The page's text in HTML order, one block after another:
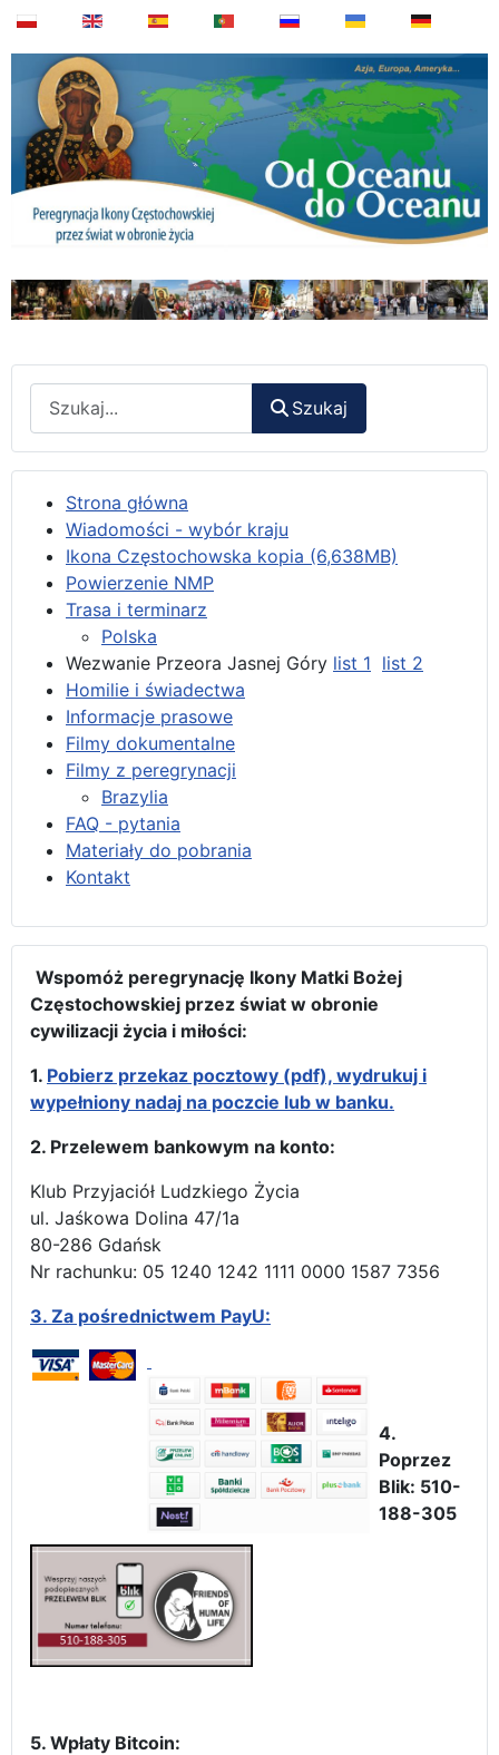
Szukaj
Strona główna
Wiadomości - wybór kraju
Ikona Częstochowska kopia (6,638MB)
Powierzenie NMP
Trasa i terminarz
Polska
Wezwanie Przeora Jasnej Góry list 1 list 2
Homilie i świadectwa
Informacje prasowe
Filmy dokumentalne
Filmy z peregrynacji
Brazylia
FAQ - pytania
Materiały do pobrania
Kontakt
Wspomóż peregrynację Ikony Matki Bożej
Częstochowskiej przez świat w obronie
cywilizacji życia i miłości:
1. Pobierz przekaz pocztowy (pdf), wydrukuj i
wypełniony nadaj na poczcie lub w banku.
2. Przelewem bankowym na konto:
Klub Przyjaciół Ludzkiego Życia
ul. Jaśkowa Dolina 47/1a
80-286 Gdańsk
Nr rachunku: 05 1240 1242 1111 0000 1587 7356
3. Za pośrednictwem PayU:
4.
Poprzez
Blik: 510-
188-305
5. Wpłaty Bitcoin: